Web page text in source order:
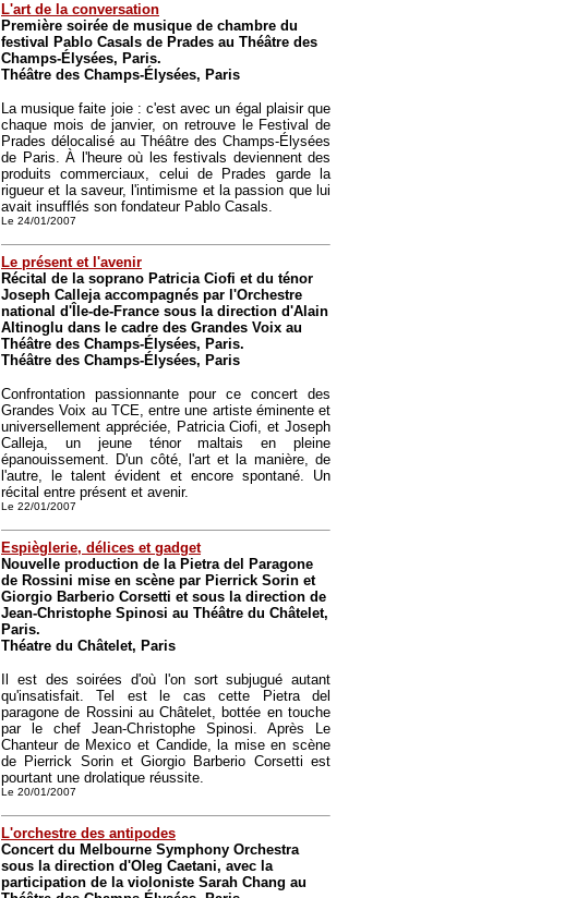
L'art de la conversation
Première soirée de musique de chambre du
festival Pablo Casals de Prades au Théâtre des
Champs-Élysées, Paris.
Théâtre des Champs-Élysées, Paris
La musique faite joie : c'est avec un égal plaisir que
chaque mois de janvier, on retrouve le Festival de
Prades délocalisé au Théâtre des Champs-Élysées
de Paris. À l'heure où les festivals deviennent des
produits commerciaux, celui de Prades garde la
rigueur et la saveur, l'intimisme et la passion que lui
avait insufflés son fondateur Pablo Casals.
Le 24/01/2007
Le présent et l'avenir
Récital de la soprano Patricia Ciofi et du ténor
Joseph Calleja accompagnés par l'Orchestre
national d'Île-de-France sous la direction d'Alain
Altinoglu dans le cadre des Grandes Voix au
Théâtre des Champs-Élysées, Paris.
Théâtre des Champs-Élysées, Paris
Confrontation passionnante pour ce concert des
Grandes Voix au TCE, entre une artiste éminente et
universellement appréciée, Patricia Ciofi, et Joseph
Calleja, un jeune ténor maltais en pleine
épanouissement. D'un côté, l'art et la manière, de
l'autre, le talent évident et encore spontané. Un
récital entre présent et avenir.
Le 22/01/2007
Espièglerie, délices et gadget
Nouvelle production de la Pietra del Paragone
de Rossini mise en scène par Pierrick Sorin et
Giorgio Barberio Corsetti et sous la direction de
Jean-Christophe Spinosi au Théâtre du Châtelet,
Paris.
Théatre du Châtelet, Paris
Il est des soirées d'où l'on sort subjugué autant
qu'insatisfait. Tel est le cas cette Pietra del
paragone de Rossini au Châtelet, bottée en touche
par le chef Jean-Christophe Spinosi. Après Le
Chanteur de Mexico et Candide, la mise en scène
de Pierrick Sorin et Giorgio Barberio Corsetti est
pourtant une drolatique réussite.
Le 20/01/2007
L'orchestre des antipodes
Concert du Melbourne Symphony Orchestra
sous la direction d'Oleg Caetani, avec la
participation de la violoniste Sarah Chang au